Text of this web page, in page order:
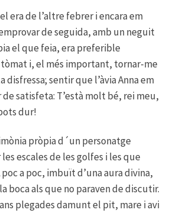
era de l’altre febrer i encara em
de seguida, amb un neguit
el que feia, era preferible
i, el més important, tornar-me
disfressa; sentir que l’àvia Anna em
satisfeta: T’està molt bé, rei meu,
dur!
pròpia d´un personatge
escales de les golfes i les que
a poc, imbuït d’una aura divina,
boca als que no paraven de discutir.
plegades damunt el pit, mare i avi